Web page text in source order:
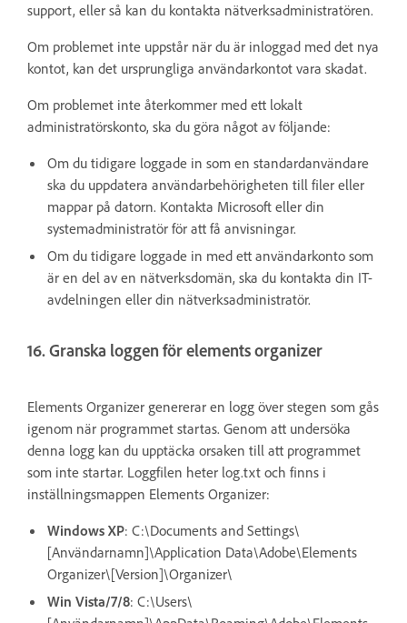
support, eller så kan du kontakta nätverksadministratören.
Om problemet inte uppstår när du är inloggad med det nya
kontot, kan det ursprungliga användarkontot vara skadat.
Om problemet inte återkommer med ett lokalt
administratörskonto, ska du göra något av följande:
Om du tidigare loggade in som en standardanvändare
ska du uppdatera användarbehörigheten till filer eller
mappar på datorn. Kontakta Microsoft eller din
systemadministratör för att få anvisningar.
Om du tidigare loggade in med ett användarkonto som
är en del av en nätverksdomän, ska du kontakta din IT-
avdelningen eller din nätverksadministratör.
16. Granska loggen för elements organizer
Elements Organizer genererar en logg över stegen som gås
igenom när programmet startas. Genom att undersöka
denna logg kan du upptäcka orsaken till att programmet
som inte startar. Loggfilen heter log.txt och finns i
inställningsmappen Elements Organizer:
Windows XP: C:\Documents and Settings\
[Användarnamn]\Application Data\Adobe\Elements
Organizer\[Version]\Organizer\
Win Vista/7/8: C:\Users\